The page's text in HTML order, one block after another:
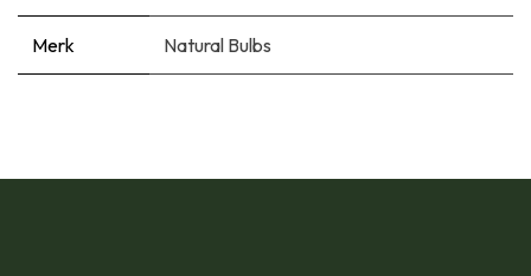
Merk Natural Bulbs